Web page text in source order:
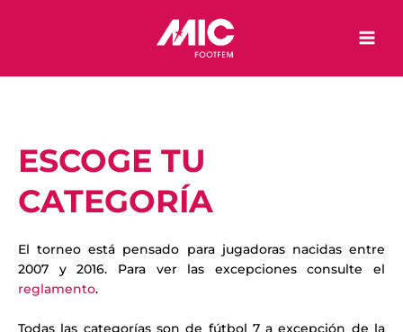
ESCOGE TU
CATEGORÍA
El torneo está pensado para jugadoras nacidas entre
2007 y 2016. Para ver las excepciones consulte el
reglamento.
Todas las categorías son de fútbol 7 a excepción de la